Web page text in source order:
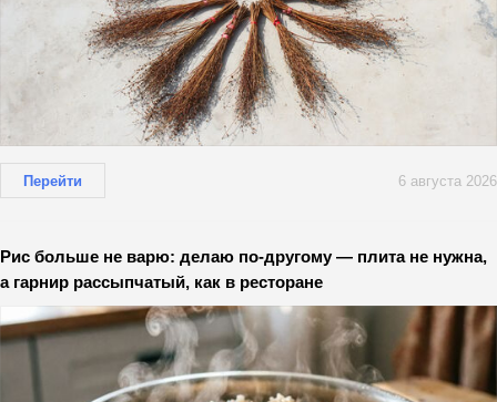
Перейти 6 августа 2026
Рис больше не варю: делаю по-другому — плита не нужна,
а гарнир рассыпчатый, как в ресторане